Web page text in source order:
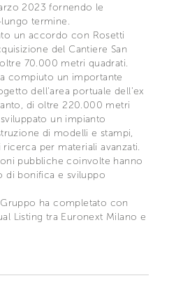
2023 fornendo le
termine.
un accordo con Rosetti
del Cantiere San
70.000 metri quadrati.
compiuto un importante
dell'area portuale dell'ex
di oltre 220.000 metri
un impianto
di modelli e stampi,
per materiali avanzati.
pubbliche coinvolte hanno
di bonifica e sviluppo
ha completato con
Listing tra Euronext Milano e